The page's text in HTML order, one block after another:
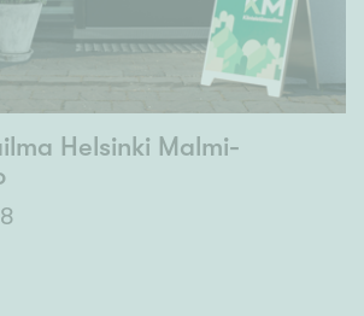
Helsinki Malmi-